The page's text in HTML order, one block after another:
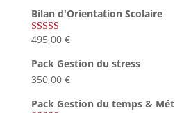
Bilan d'Orientation Scolaire
Note4.75
495,00 €
Pack Gestion du stress
350,00 €
Pack Gestion du temps &